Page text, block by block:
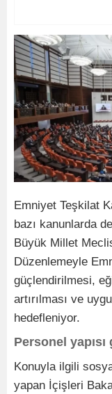
Emniyet Teşkilat
bazı kanunlarda
Büyük Millet
Düzenlemeyle
güçlendirilmesi,
artırılması ve
hedefleniyor.
Personel
Konuyla ilgili
yapan İçişleri